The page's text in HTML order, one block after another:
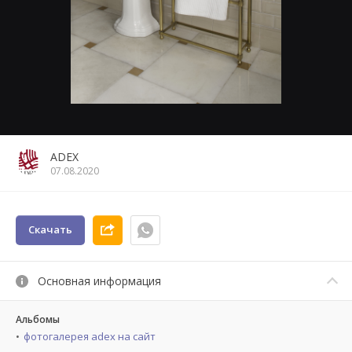
ADEX
07.08.2020
Скачать
Основная информация
Альбомы
фотогалерея adex на сайт